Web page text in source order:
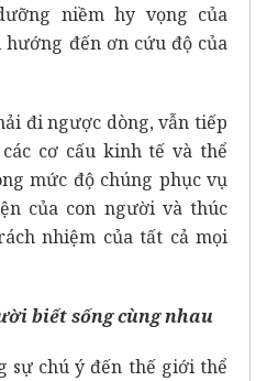
niềm hy vọng của
đến ơn cứu độ của
đi ngược dòng, vẫn tiếp
cơ cấu kinh tế và thể
mức độ chúng phục vụ
của con người và thúc
nhiệm của tất cả mọi
biết sống cùng nhau
sự chú ý đến thế giới thể